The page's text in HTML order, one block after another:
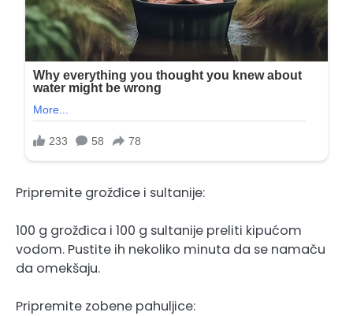
Pripremite grožđice i sultanije:
100 g grožđica i 100 g sultanije preliti kipućom
vodom. Pustite ih nekoliko minuta da se namaču
da omekšaju.
Pripremite zobene pahuljice: